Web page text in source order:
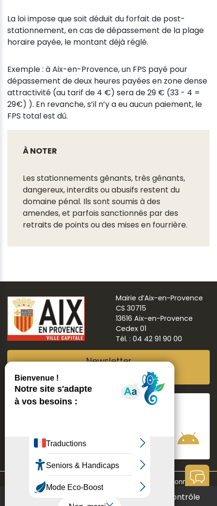
La loi impose que soit déduit du forfait de post-
stationnement, en cas de dépassement de la plage
horaire payée, le montant déjà réglé.
Exemple : à Aix-en-Provence, un FPS payé pour
dépassement de deux heures payées en zone dense
attractivité (au tarif de 4 €) sera de 29 € (33 - 4 =
29€) ). En revanche, s’il n’y a eu aucun paiement, le
FPS total est dû.
À NOTER
Les stationnements gênants, très gênants,
dangereux, interdits ou abusifs restent du
domaine pénal. Ils sont soumis à des
amendes, et parfois sanctionnés par des
retraits de points ou des mises en fourrière.
Mairie d’Aix-en-Provence
CS 30715
13616 Aix-en-Provence
Cedex 01
Tél. : 04 42 91 90 00
Newsletter
Suivre Aix ma ville
Communication Mentions légales
Données personnelles
Aide à la navigation
Ce site utilise des cookies et vous donne le contrôle